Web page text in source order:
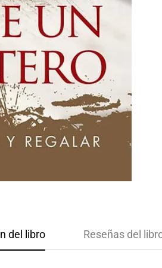
del libro Reseñas del